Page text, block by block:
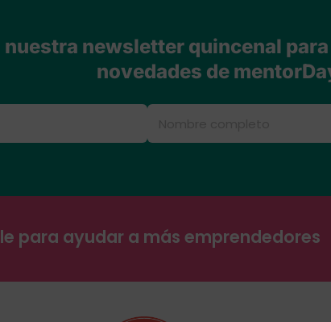
newsletter quincenal
novedades de
para ayudar a más emprendedores